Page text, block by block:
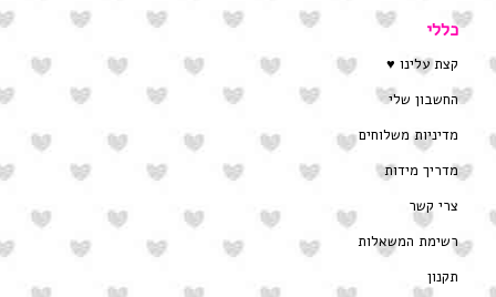
כללי
קצת עלינו ♥
החשבון שלי
מדיניות משלוחים
מדריך מידות
צרי קשר
רשימת המשאלות
תקנון